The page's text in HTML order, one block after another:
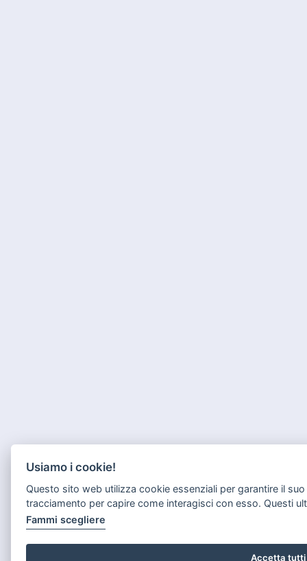
Usiamo i cookie!
Questo sito web utilizza cookie essenziali per garantire il
tracciamento per capire come interagisci con esso. Questi
Fammi scegliere
Accetta tutti